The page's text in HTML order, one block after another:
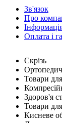
Зв'язок
Про
Оплата і
Скрізь
Товари
Здоров'я
Товари для
Кисневе